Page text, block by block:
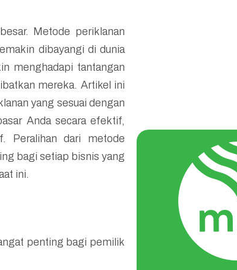
Metode periklanan
dibayangi di dunia
menghadapi tantangan
mereka. Artikel ini
yang sesuai dengan
Anda secara efektif,
Peralihan dari metode
bagi setiap bisnis yang
ini.
penting bagi pemilik